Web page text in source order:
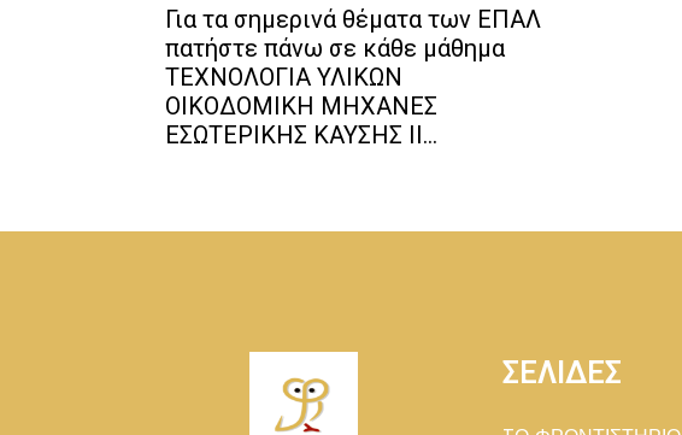
Για τα σημερινά θέματα των ΕΠΑΛ
πατήστε πάνω σε κάθε μάθημα
ΤΕΧΝΟΛΟΓΙΑ ΥΛΙΚΩΝ
ΟΙΚΟΔΟΜΙΚΗ ΜΗΧΑΝΕΣ
ΕΣΩΤΕΡΙΚΗΣ ΚΑΥΣΗΣ II...
ΣΕΛΙΔΕΣ